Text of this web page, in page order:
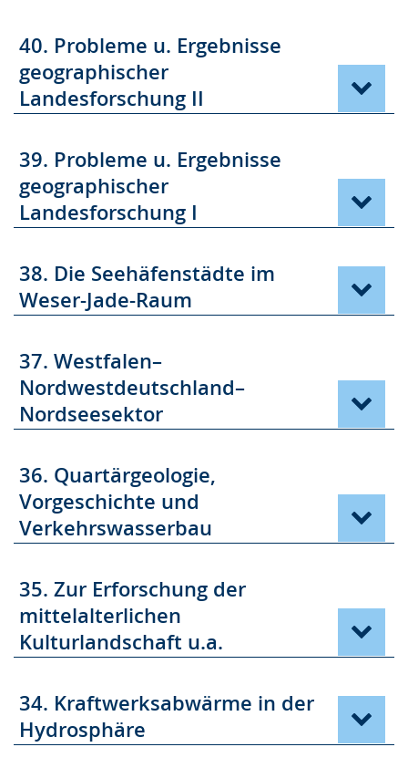
40. Probleme u. Ergebnisse
geographischer
Landesforschung II
39. Probleme u. Ergebnisse
geographischer
Landesforschung I
38. Die Seehäfenstädte im
Weser-Jade-Raum
37. Westfalen–
Nordwestdeutschland–
Nordseesektor
36. Quartärgeologie,
Vorgeschichte und
Verkehrswasserbau
35. Zur Erforschung der
mittelalterlichen
Kulturlandschaft u.a.
34. Kraftwerksabwärme in der
Hydrosphäre